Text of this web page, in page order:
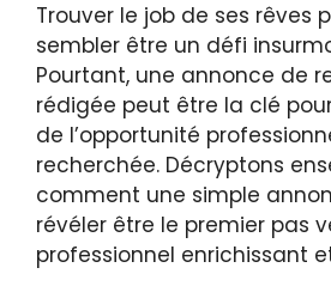
Trouver le job de ses rêves
sembler être un défi
Pourtant, une annonce de
rédigée peut être la clé
de l’opportunité
recherchée. Décryptons
comment une simple
révéler être le premier pas
professionnel enrichissant